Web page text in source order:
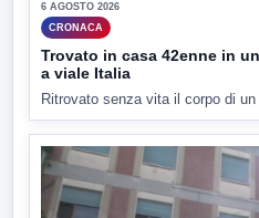
6 AGOSTO 2026
CRONACA
Trovato in casa 42enne in
a viale Italia
Ritrovato senza vita il corpo di